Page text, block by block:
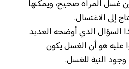
غسل المرأة صحيح، ويمكنها
إلى الاغتسال.
السؤال الذي أوضحه العديد
عليه هو أن الغسل يكون
النية للغسل.